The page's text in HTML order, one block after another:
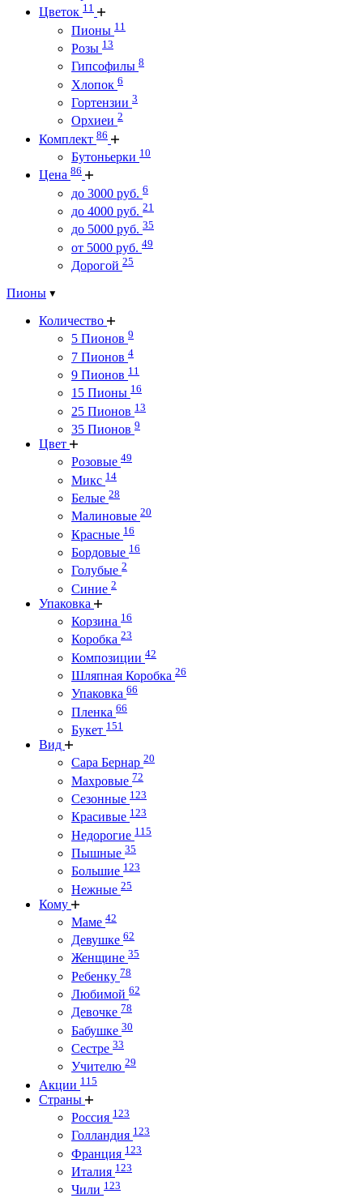
Цветок 11
Пионы 11
Розы 13
Гипсофилы 8
Хлопок 6
Гортензии 3
Орхиеи 2
Комплект 86
Бутоньерки 10
Цена 86
до 3000 руб. 6
до 4000 руб. 21
до 5000 руб. 35
от 5000 руб. 49
Дорогой 25
Пионы
Количество
5 Пионов 9
7 Пионов 4
9 Пионов 11
15 Пионы 16
25 Пионов 13
35 Пионов 9
Цвет
Розовые 49
Микс 14
Белые 28
Малиновые 20
Красные 16
Бордовые 16
Голубые 2
Синие 2
Упаковка
Корзина 16
Коробка 23
Композиции 42
Шляпная Коробка 26
Упаковка 66
Пленка 66
Букет 151
Вид
Сара Бернар 20
Махровые 72
Сезонные 123
Красивые 123
Недорогие 115
Пышные 35
Большие 123
Нежные 25
Кому
Маме 42
Девушке 62
Женщине 35
Ребенку 78
Любимой 62
Девочке 78
Бабушке 30
Сестре 33
Учителю 29
Акции 115
Страны
Россия 123
Голландия 123
Франция 123
Италия 123
Чили 123